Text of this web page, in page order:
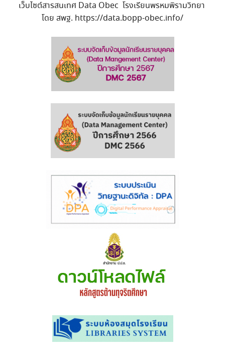
เว็บไซต์สารสนเทศ Data Obec โรงเรียนพรหมพิรามวิทยา
โดย สพฐ. https://data.bopp-obec.info/